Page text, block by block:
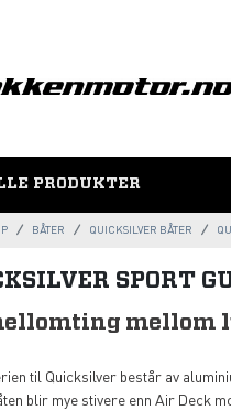
PRODUKTER
BÅTER QUICKSILVER BÅTER
SPORT
mellom
til Quicksilver består av
blir mye stivere enn Air Deck